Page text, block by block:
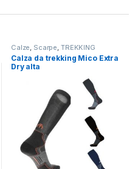
Calze Scarpe TREKKING
Calza da trekking Mico Extra
Dry alta